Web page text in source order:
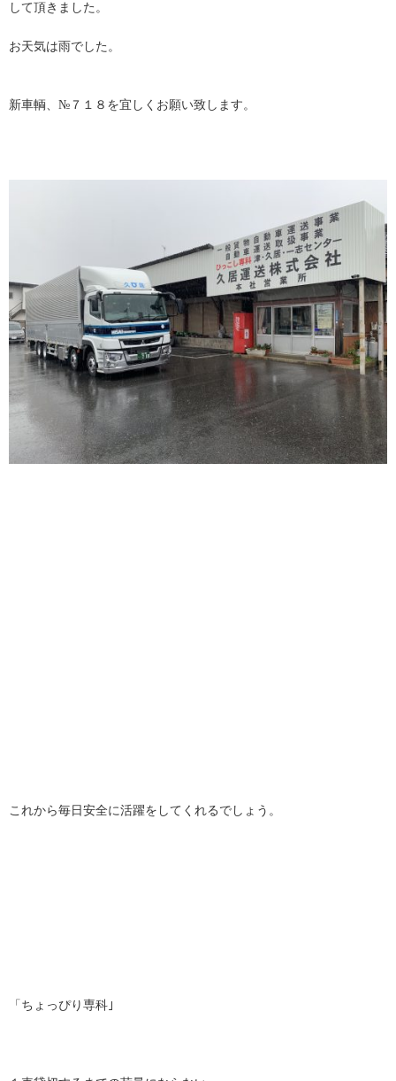
して頂きました。
お天気は雨でした。
新車輌、№７１８を宜しくお願い致します。
これから毎日安全に活躍をしてくれるでしょう。
「ちょっぴり専科｣